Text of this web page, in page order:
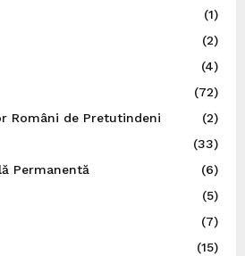
(1)
(2)
(4)
(72)
Români de Pretutindeni
(2)
(33)
Permanentă
(6)
(5)
(7)
(15)